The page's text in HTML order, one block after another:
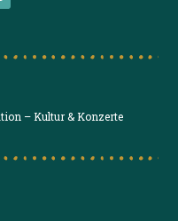
– Kultur & Konzerte